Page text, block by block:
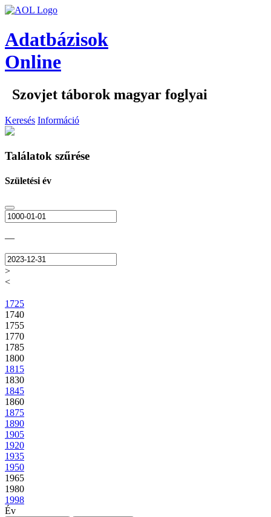
Adatbázisok
Online
Szovjet táborok magyar foglyai
Keresés Információ
Találatok szűrése
Születési év
—
>
<
1725
1740
1755
1770
1785
1800
1815
1830
1845
1860
1875
1890
1905
1920
1935
1950
1965
1980
1998
Év